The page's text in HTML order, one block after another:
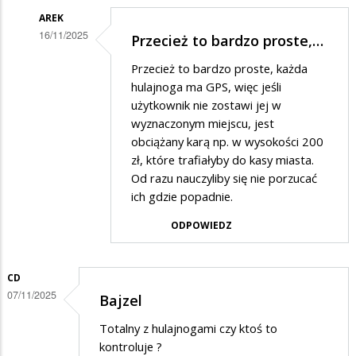
AREK
16/11/2025
pozostawiania
hulajnóg
Przecież to bardzo proste,…
Przecież to bardzo proste, każda
hulajnoga ma GPS, więc jeśli
użytkownik nie zostawi jej w
wyznaczonym miejscu, jest
obciążany karą np. w wysokości 200
zł, które trafiałyby do kasy miasta.
Od razu nauczyliby się nie porzucać
ich gdzie popadnie.
ODPOWIEDZ
CD
07/11/2025 Bajzel
Totalny z hulajnogami czy ktoś to
kontroluje ?